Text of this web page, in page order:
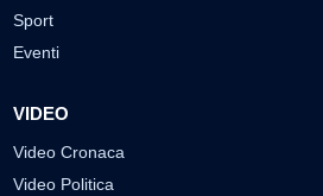
Sport
Eventi
VIDEO
Video Cronaca
Video Politica